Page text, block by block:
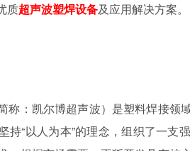
质超声波塑焊设备及应用解决方案。
称：凯尔博超声波）是塑料焊接领
持“以人为本”的理念，组织了一支